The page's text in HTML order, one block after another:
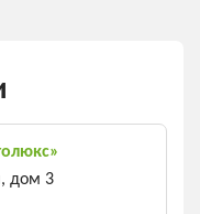
дом 3